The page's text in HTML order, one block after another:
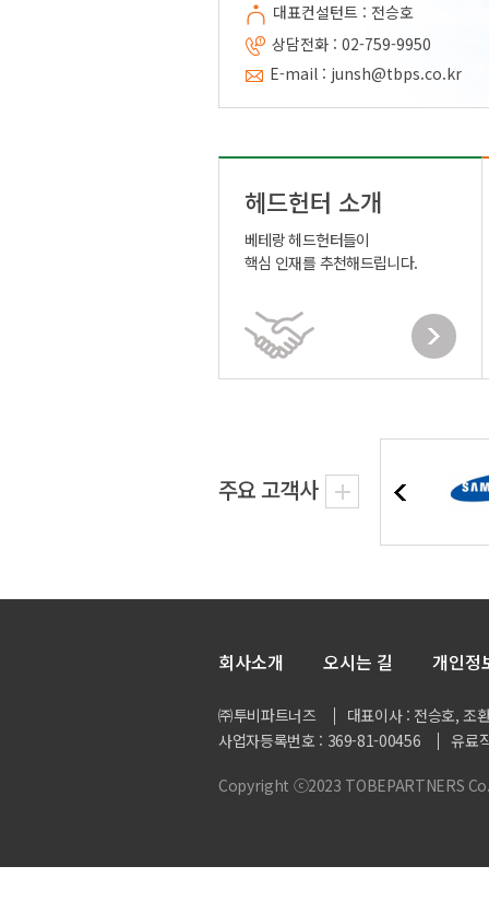
대표컨설턴트 : 전승호
상담전화 : 02-759-9950
E-mail : junsh@tbps.co.kr
헤드헌터 소개
베테랑 헤드헌터들이
핵심 인재를 추천해드립니다.
주요 고객사
회사소개 오시는 길 개인정
㈜투비파트너즈
대표이사 : 전승호, 조
사업자등록번호 : 369-81-00456
유료
Copyright ⓒ2023 TOBEPARTNERS